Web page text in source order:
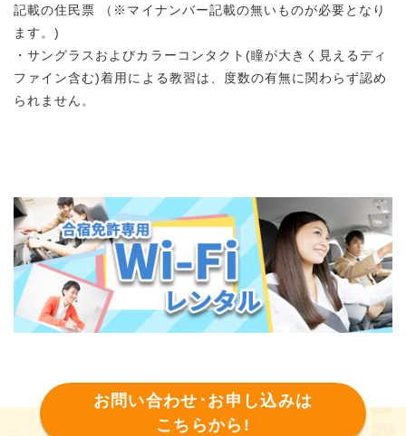
記載の住民票 （※マイナンバー記載の無いものが必要となり
ます。)
・サングラスおよびカラーコンタクト(瞳が大きく見えるディ
ファイン含む)着用による教習は、度数の有無に関わらず認め
られません。
お問い合わせ･お申し込みは
こちらから!